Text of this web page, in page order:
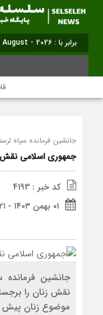
برابر با : Saturday - 8 August - 2026
جانشین فرمانده سپاه
جمهوری اسلامی نقش
کد خبر : 4193
۰۱ بهمن ۱۴۰۳ - ۱۸:۲۱
جانشین
نقش زنان را
موضوع زنان